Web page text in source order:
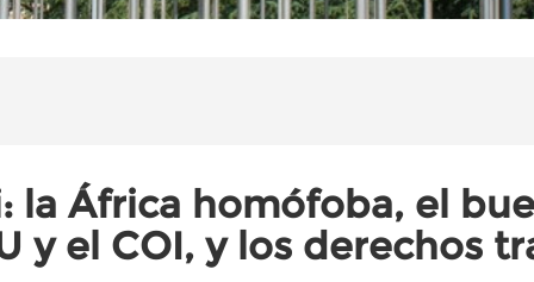
la África homófoba, el
y el COI, y los derechos